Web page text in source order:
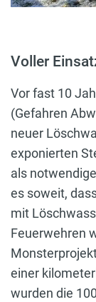
Voller
Vor fast 10
(Gefahren
neuer
exponierten
als
es soweit,
mit
Feuerwehren
einer
wurden die